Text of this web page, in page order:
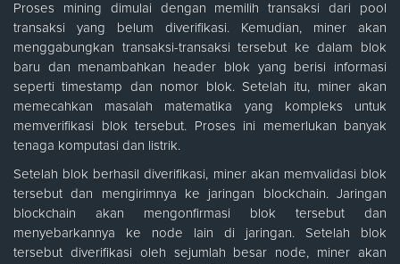
Proses mining dimulai dengan memilih transaksi dari pool
transaksi yang belum diverifikasi. Kemudian, miner akan
menggabungkan transaksi-transaksi tersebut ke dalam blok
baru dan menambahkan header blok yang berisi informasi
seperti timestamp dan nomor blok. Setelah itu, miner akan
memecahkan masalah matematika yang kompleks untuk
memverifikasi blok tersebut. Proses ini memerlukan banyak
tenaga komputasi dan listrik.
Setelah blok berhasil diverifikasi, miner akan memvalidasi blok
tersebut dan mengirimnya ke jaringan blockchain. Jaringan
blockchain akan mengonfirmasi blok tersebut dan
menyebarkannya ke node lain di jaringan. Setelah blok
tersebut diverifikasi oleh sejumlah besar node, miner akan